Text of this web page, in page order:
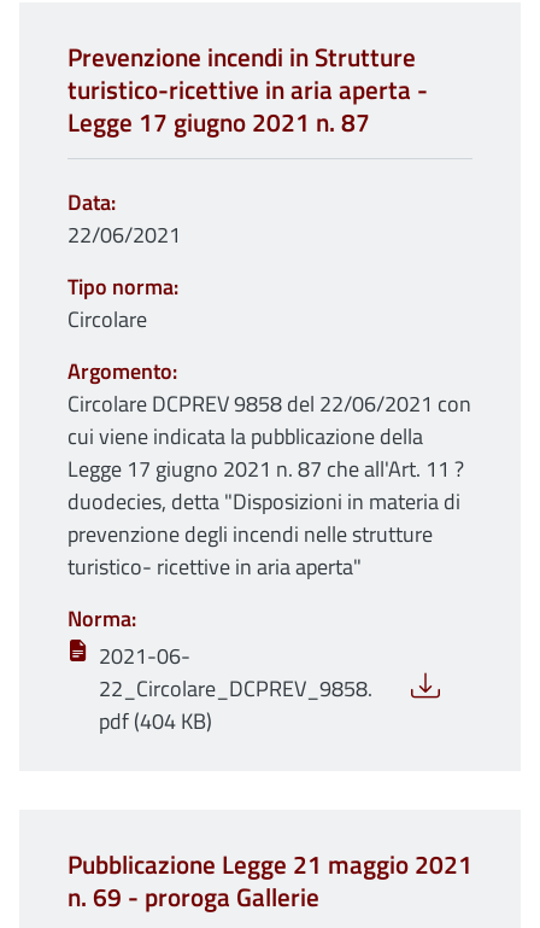
Prevenzione incendi in Strutture
turistico-ricettive in aria aperta -
Legge 17 giugno 2021 n. 87
Data
22/06/2021
Tipo norma
Circolare
Argomento
Circolare DCPREV 9858 del 22/06/2021 con
cui viene indicata la pubblicazione della
Legge 17 giugno 2021 n. 87 che all'Art. 11 ?
duodecies, detta "Disposizioni in materia di
prevenzione degli incendi nelle strutture
turistico- ricettive in aria aperta"
Norma
2021-06-
22_Circolare_DCPREV_9858.
pdf (404 KB)
Pubblicazione Legge 21 maggio 2021
n. 69 - proroga Gallerie